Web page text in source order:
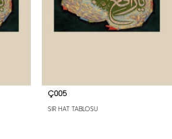
Ç005
SIR HAT TABLOSU